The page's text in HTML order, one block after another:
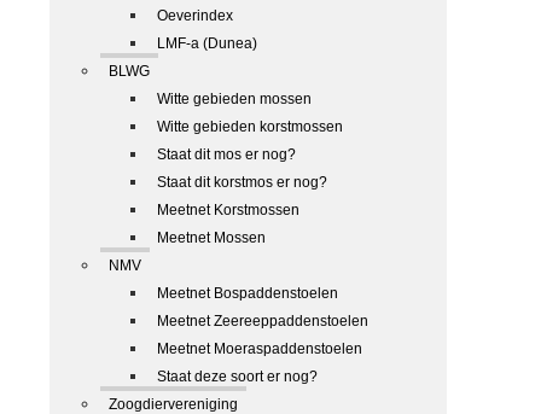
Oeverindex
LMF-a (Dunea)
BLWG
Witte gebieden mossen
Witte gebieden korstmossen
Staat dit mos er nog?
Staat dit korstmos er nog?
Meetnet Korstmossen
Meetnet Mossen
NMV
Meetnet Bospaddenstoelen
Meetnet Zeereeppaddenstoelen
Meetnet Moeraspaddenstoelen
Staat deze soort er nog?
Zoogdiervereniging